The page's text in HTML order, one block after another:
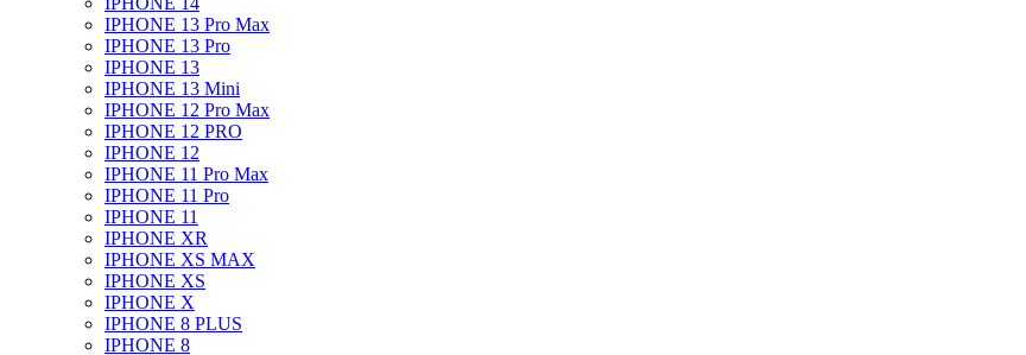
IPHONE 13 Pro Max
IPHONE 13 Pro
IPHONE 13
IPHONE 13 Mini
IPHONE 12 Pro Max
IPHONE 12 PRO
IPHONE 12
IPHONE 11 Pro Max
IPHONE 11 Pro
IPHONE 11
IPHONE XR
IPHONE XS MAX
IPHONE XS
IPHONE X
IPHONE 8 PLUS
IPHONE 8